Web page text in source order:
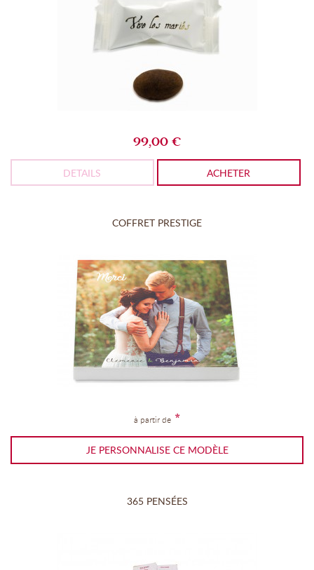
99,00 €
DETAILS ACHETER
COFFRET PRESTIGE
à partir de *
JE PERSONNALISE CE MODÈLE
365 PENSÉES